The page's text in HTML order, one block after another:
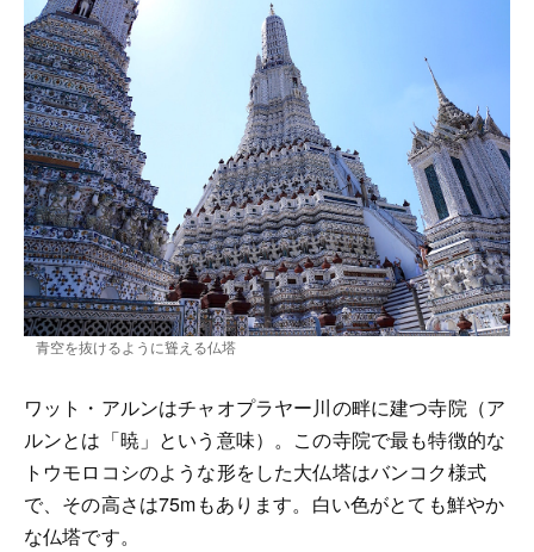
青空を抜けるように聳える仏塔
ワット・アルンはチャオプラヤー川の畔に建つ寺院（ア
ルンとは「暁」という意味）。この寺院で最も特徴的な
トウモロコシのような形をした大仏塔はバンコク様式
で、その高さは75mもあります。白い色がとても鮮やか
な仏塔です。